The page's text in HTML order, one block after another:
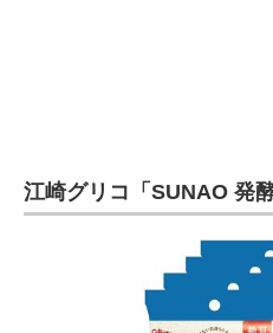
江崎グリコ「SUNAO 発